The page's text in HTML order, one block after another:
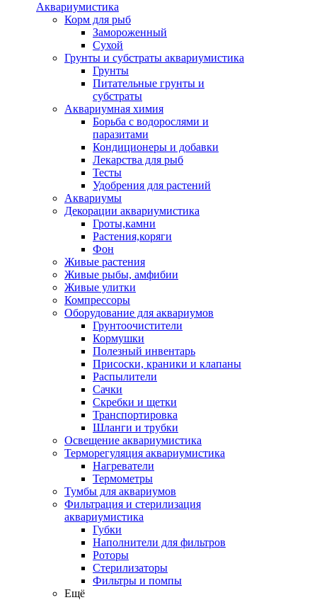
Аквариумистика
Корм для рыб
Замороженный
Сухой
Грунты и субстраты аквариумистика
Грунты
Питательные грунты и
субстраты
Аквариумная химия
Борьба с водорослями и
паразитами
Кондиционеры и добавки
Лекарства для рыб
Тесты
Удобрения для растений
Аквариумы
Декорации аквариумистика
Гроты,камни
Растения,коряги
Фон
Живые растения
Живые рыбы, амфибии
Живые улитки
Компрессоры
Оборудование для аквариумов
Грунтоочистители
Кормушки
Полезный инвентарь
Присоски, краники и клапаны
Распылители
Сачки
Скребки и щетки
Транспортировка
Шланги и трубки
Освещение аквариумистика
Терморегуляция аквариумистика
Нагреватели
Термометры
Тумбы для аквариумов
Фильтрация и стерилизация
аквариумистика
Губки
Наполнители для фильтров
Роторы
Стерилизаторы
Фильтры и помпы
Ещё